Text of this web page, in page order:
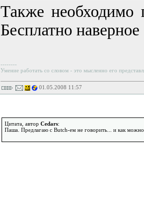
Также необходимо
Бесплатно
--------
Умение работать со словом - это мысленно его
01.05.2008 11:57
Цитата, автор Cedars:
Паша. Предлагаю с Butch-ем не говорить... и как